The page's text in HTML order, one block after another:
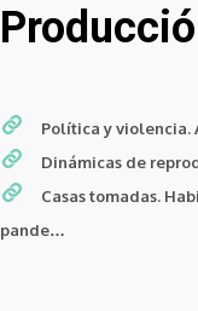
Política y violencia.
Dinámicas de
Casas tomadas.
pande…